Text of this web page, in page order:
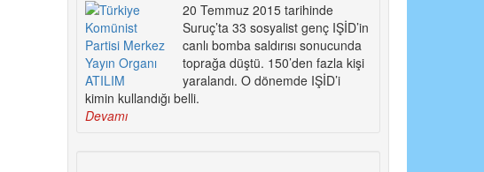
20 Temmuz 2015 tarihinde
Suruç’ta 33 sosyalist genç IŞİD’in
canlı bomba saldırısı sonucunda
toprağa düştü. 150’den fazla kişi
yaralandı. O dönemde IŞİD’i
kimin kullandığı belli.
Devamı